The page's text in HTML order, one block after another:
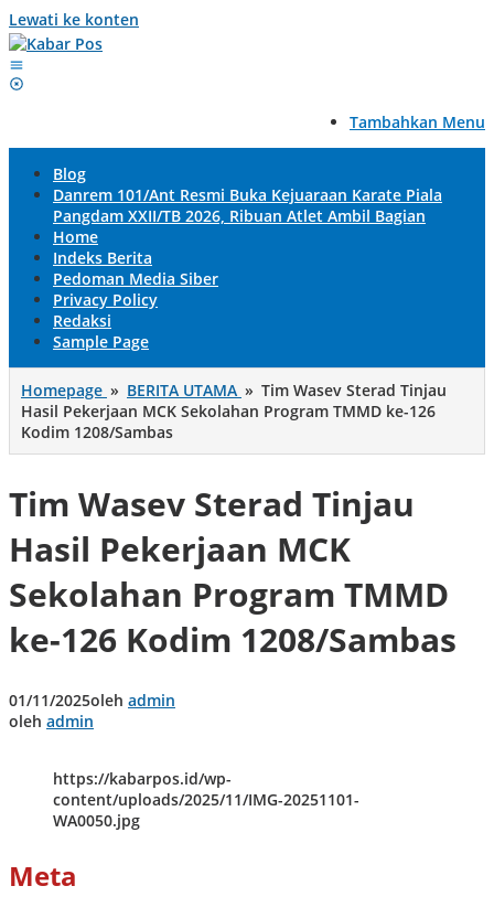
Lewati ke konten
Tambahkan Menu
Blog
Danrem 101/Ant Resmi Buka Kejuaraan Karate Piala
Pangdam XXII/TB 2026, Ribuan Atlet Ambil Bagian
Home
Indeks Berita
Pedoman Media Siber
Privacy Policy
Redaksi
Sample Page
Homepage » BERITA UTAMA » Tim Wasev Sterad Tinjau
Hasil Pekerjaan MCK Sekolahan Program TMMD ke-126
Kodim 1208/Sambas
Tim Wasev Sterad Tinjau
Hasil Pekerjaan MCK
Sekolahan Program TMMD
ke-126 Kodim 1208/Sambas
01/11/2025oleh admin
oleh admin
https://kabarpos.id/wp-
content/uploads/2025/11/IMG-20251101-
WA0050.jpg
Meta